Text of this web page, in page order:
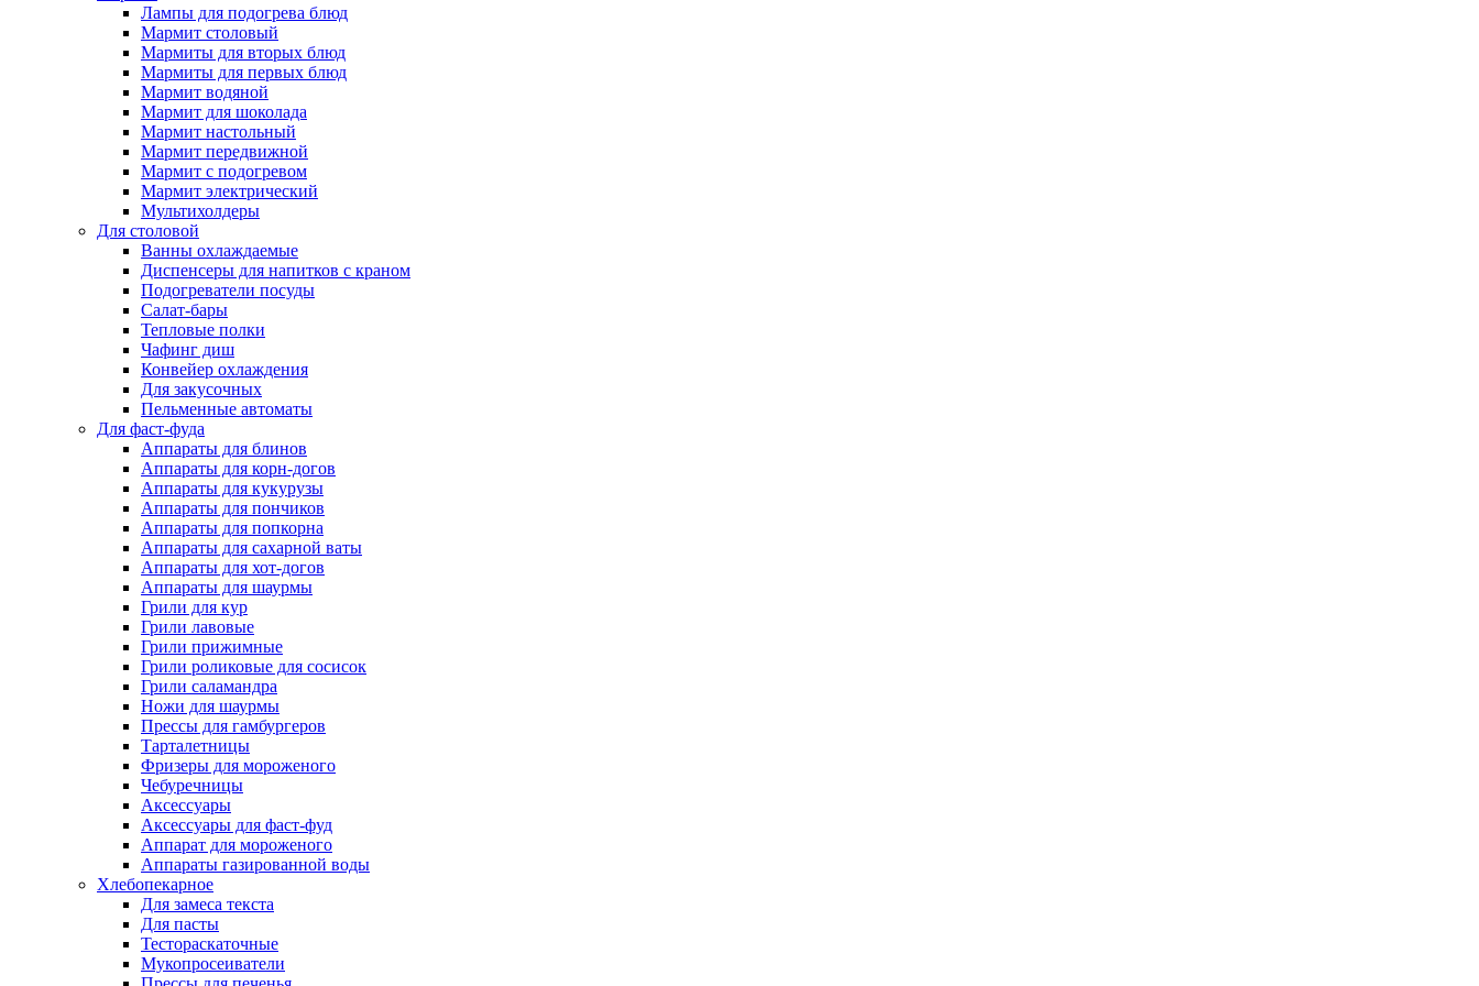
Лампы для подогрева блюд
Мармит столовый
Мармиты для вторых блюд
Мармиты для первых блюд
Мармит водяной
Мармит для шоколада
Мармит настольный
Мармит передвижной
Мармит с подогревом
Мармит электрический
Мультихолдеры
Для столовой
Ванны охлаждаемые
Диспенсеры для напитков с краном
Подогреватели посуды
Салат-бары
Тепловые полки
Чафинг диш
Конвейер охлаждения
Для закусочных
Пельменные автоматы
Для фаст-фуда
Аппараты для блинов
Аппараты для корн-догов
Аппараты для кукурузы
Аппараты для пончиков
Аппараты для попкорна
Аппараты для сахарной ваты
Аппараты для хот-догов
Аппараты для шаурмы
Грили для кур
Грили лавовые
Грили прижимные
Грили роликовые для сосисок
Грили саламандра
Ножи для шаурмы
Прессы для гамбургеров
Тарталетницы
Фризеры для мороженого
Чебуречницы
Аксессуары
Аксессуары для фаст-фуд
Аппарат для мороженого
Аппараты газированной воды
Хлебопекарное
Для замеса текста
Для пасты
Тестораскаточные
Мукопросеиватели